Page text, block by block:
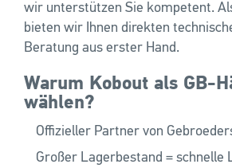
wir unterstützen Sie kompetent.
bieten wir Ihnen direkten
Beratung aus erster Hand.
Warum Kobout als GB-
wählen?
Offizieller Partner von
Großer Lagerbestand = schnelle